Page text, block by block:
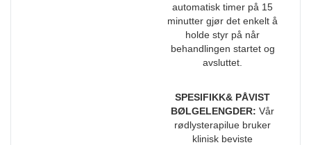
automatisk timer på 15
minutter gjør det enkelt å
holde styr på når
behandlingen startet og
avsluttet.
SPESIFIKK& PÅVIST
BØLGELENGDER: Vår
rødlysterapilue bruker
klinisk beviste